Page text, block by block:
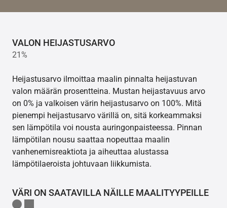
VALON HEIJASTUSARVO
21%
Heijastusarvo ilmoittaa maalin pinnalta heijastuvan
valon määrän prosentteina. Mustan heijastavuus arvo
on 0% ja valkoisen värin heijastusarvo on 100%. Mitä
pienempi heijastusarvo värillä on, sitä korkeammaksi
sen lämpötila voi nousta auringonpaisteessa. Pinnan
lämpötilan nousu saattaa nopeuttaa maalin
vanhenemisreaktiota ja aiheuttaa alustassa
lämpötilaeroista johtuvaan liikkumista.
VÄRI ON SAATAVILLA NÄILLE MAALITYYPEILLE